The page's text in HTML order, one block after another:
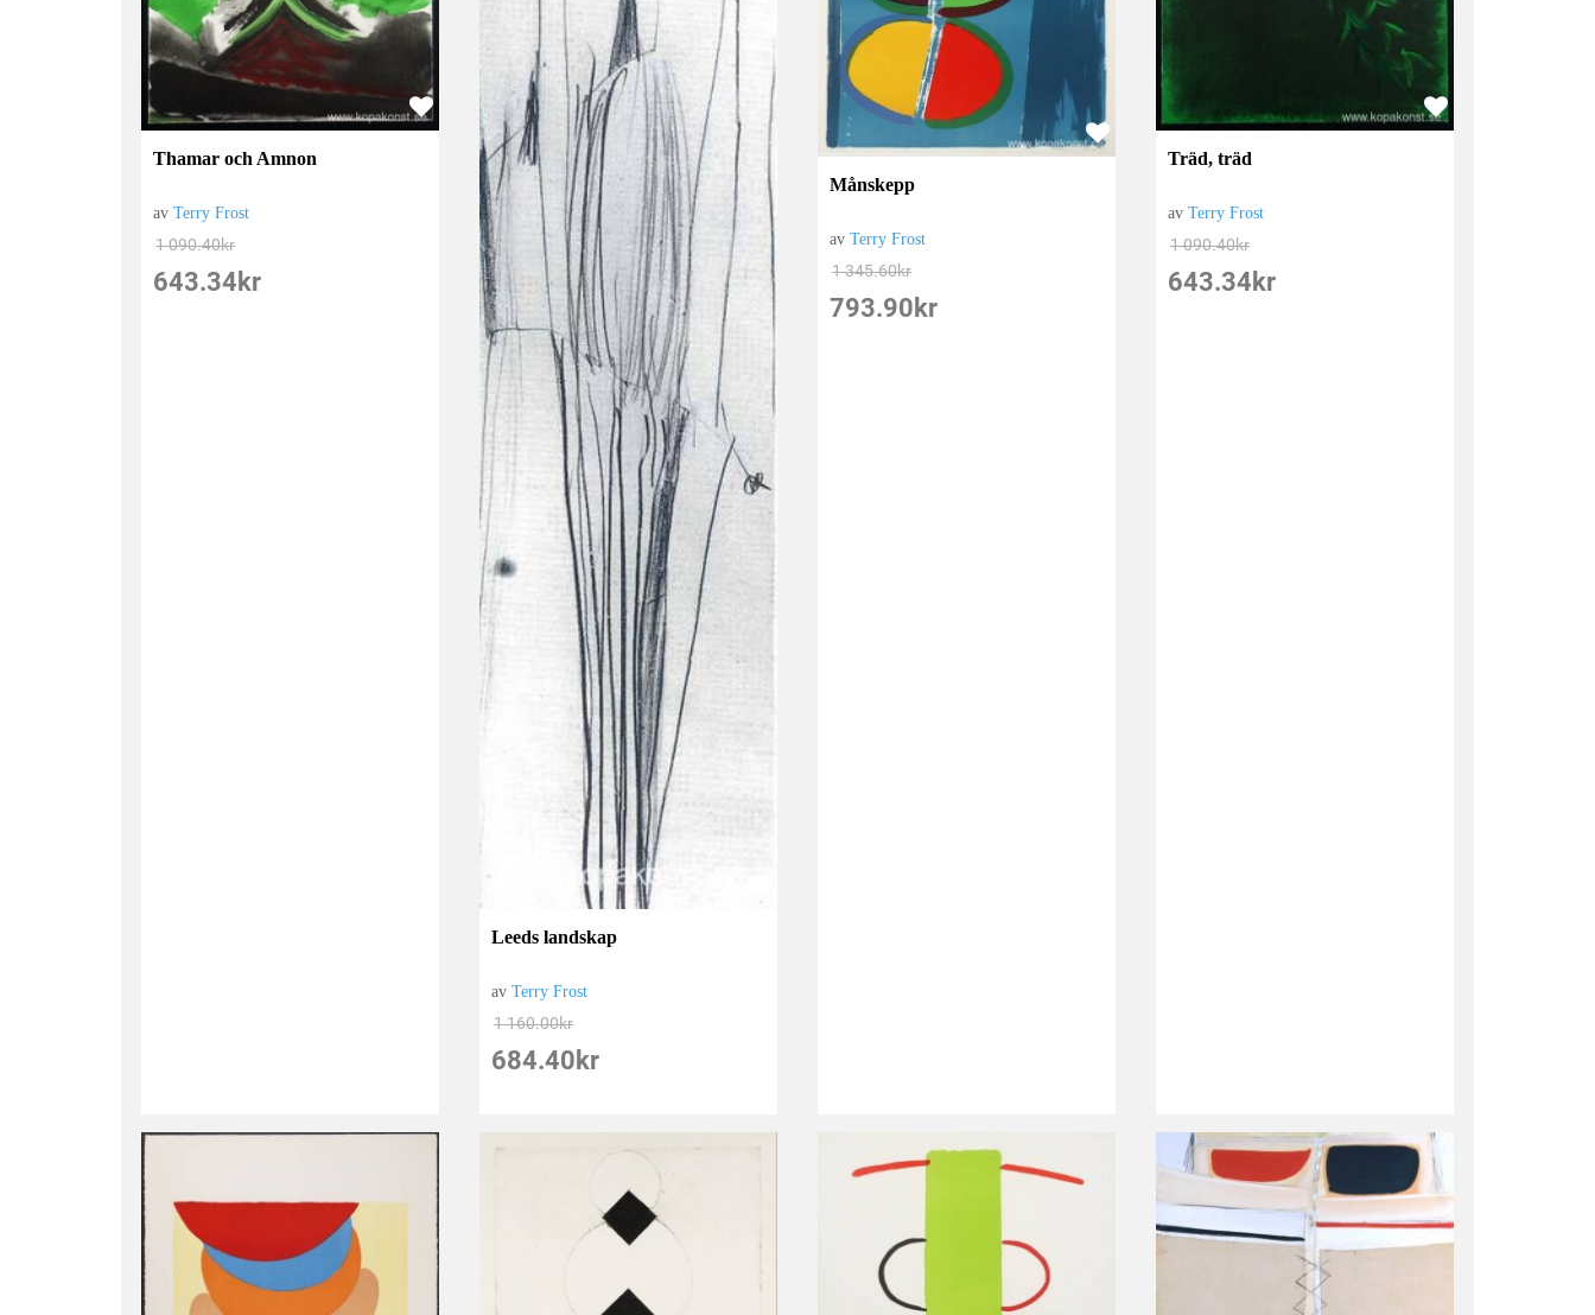
Thamar och Amnon
avTerry Frost
1 090.40kr
643.34 kr
Leeds landskap
avTerry Frost
1 160.00kr
684.40 kr
Månskepp
avTerry Frost
1 345.60kr
793.90 kr
Träd, träd
avTerry Frost
1 090.40kr
643.34 kr